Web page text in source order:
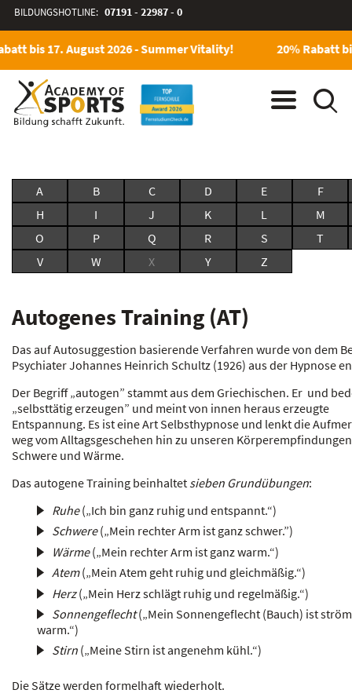
BILDUNGSHOTLINE: 07191 - 22987 - 0
bis 17. August 2026 - Summer Vitality! 20% Rabatt
A B C D E
F
H
I J K L
M
O
P Q R S
T
V
W X Y Z
Autogenes Training (AT)
Das auf Autosuggestion basierende Verfahren wurde von dem
Psychiater Johannes Heinrich Schultz (1926) aus der Hypnose
Der Begriff „autogen” stammt aus dem Griechischen. Er und
„selbsttätig erzeugen” und meint von innen heraus erzeugte
Entspannung. Es ist eine Art Selbsthypnose und lenkt die
weg vom Alltagsgeschehen hin zu unseren
Schwere und Wärme.
Das autogene Training beinhaltet sieben Grundübungen:
Ruhe(„Ich bin ganz ruhig und entspannt.“)
Schwere(„Mein rechter Arm ist ganz schwer.”)
Wärme(„Mein rechter Arm ist ganz warm.“)
Atem(„Mein Atem geht ruhig und gleichmäßig.“)
Herz(„Mein Herz schlägt ruhig und regelmäßig.“)
Sonnengeflecht(„Mein Sonnengeflecht (Bauch) ist
warm.“)
Stirn („Meine Stirn ist angenehm kühl.“)
Die Sätze werden formelhaft wiederholt.